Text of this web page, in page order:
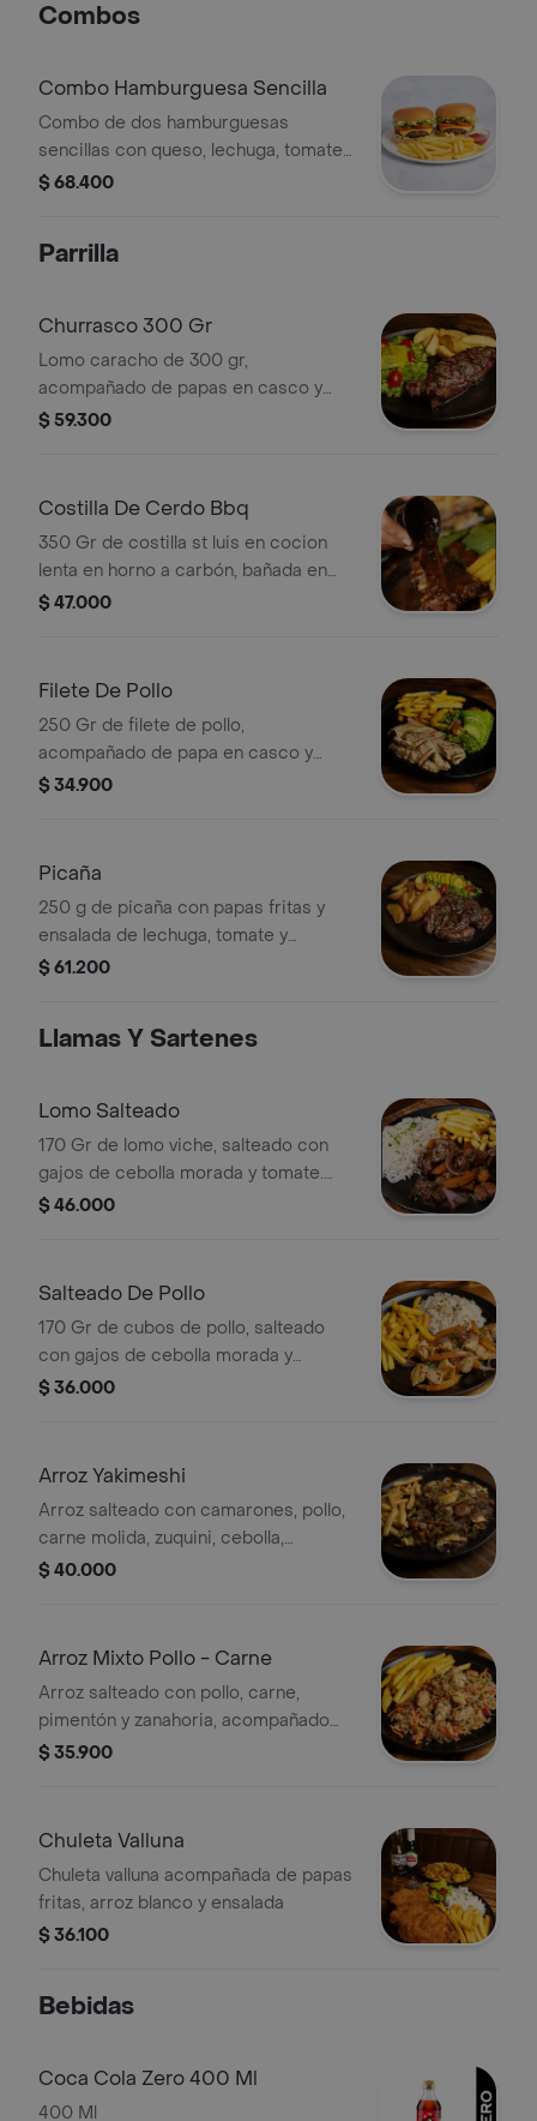
Combos
Combo Hamburguesa Sencilla
Combo de dos hamburguesas
sencillas con queso, lechuga, tomate
y papas fritas.
$ 68.400
Parrilla
Churrasco 300 Gr
Lomo caracho de 300 gr,
acompañado de papas en casco y
ensalada
$ 59.300
Costilla De Cerdo Bbq
350 Gr de costilla st luis en cocion
lenta en horno a carbón, bañada en
salsa bbq y acompañada de papa en
$ 47.000
Filete De Pollo
250 Gr de filete de pollo,
acompañado de papa en casco y
ensalada
$ 34.900
Picaña
250 g de picaña con papas fritas y
ensalada de lechuga, tomate y
aguacate.
$ 61.200
Llamas Y Sartenes
Lomo Salteado
170 Gr de lomo viche, salteado con
gajos de cebolla morada y tomate.
acompañado de arroz blanco y papas
$ 46.000
Salteado De Pollo
170 Gr de cubos de pollo, salteado
con gajos de cebolla morada y
tomate. acompañado de arroz blanco
$ 36.000
Arroz Yakimeshi
Arroz salteado con camarones, pollo,
carne molida, zuquini, cebolla,
zanahoria y tortilla de huevo.
$ 40.000
Arroz Mixto Pollo - Carne
Arroz salteado con pollo, carne,
pimentón y zanahoria, acompañado
de papas fritas.
$ 35.900
Chuleta Valluna
Chuleta valluna acompañada de papas
fritas, arroz blanco y ensalada
$ 36.100
Bebidas
Coca Cola Zero 400 Ml
400 Ml